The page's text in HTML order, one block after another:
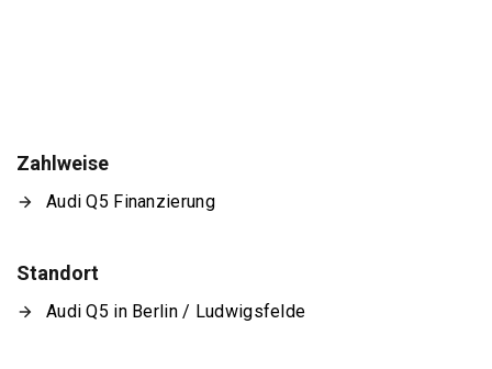
Zahlweise
Audi Q5 Finanzierung
Standort
Audi Q5 in Berlin / Ludwigsfelde